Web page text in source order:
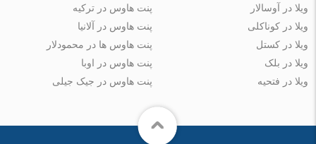
ویلا در آوسالار
ویلا در کوناکلی
ویلا در کستل
ویلا در بلک
ویلا در فتحیه
پنت هاوس در ترکیه
پنت هاوس در آلانیا
پنت هاوس ها در محمودلار
پنت هاوس در اوبا
پنت هاوس در جیک جیلی